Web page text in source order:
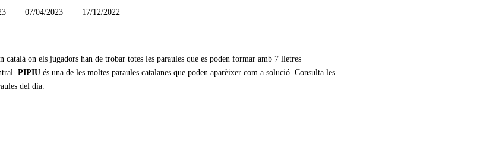
07/04/2023 17/12/2022
on els jugadors han de trobar totes les paraules que es poden formar amb 7 lletres
PIPIU és una de les moltes paraules catalanes que poden aparèixer com a solució. Consulta les
del dia.